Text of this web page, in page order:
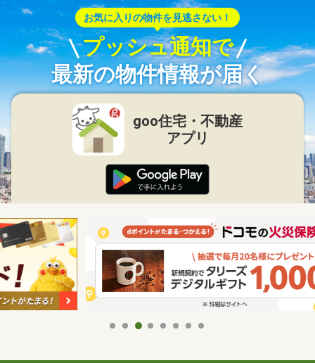
お気に入りの物件を見逃さない！
プッシュ通知で
最新の物件情報が届く
goo住宅・不動産
アプリ